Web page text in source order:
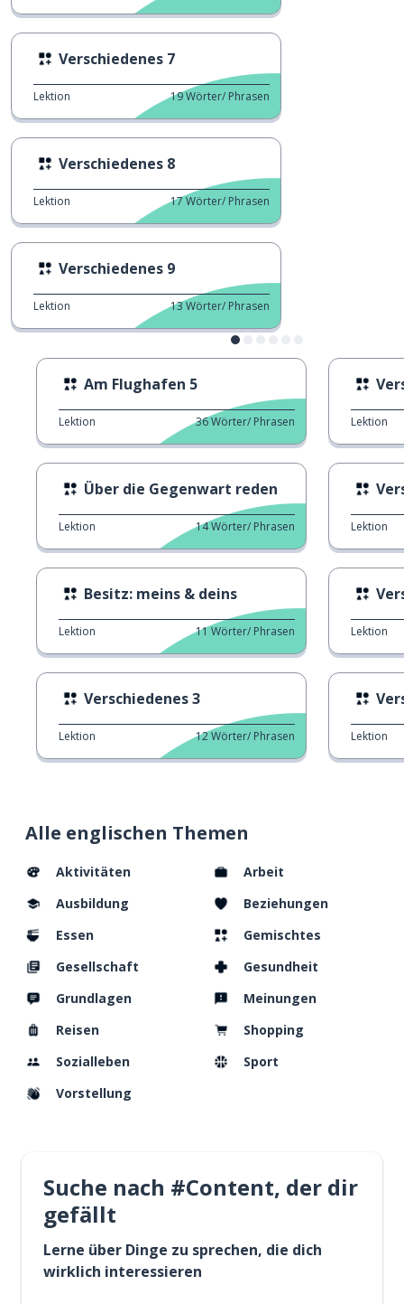
Alle englischen Themen
Aktivitäten
Arbeit
Ausbildung
Beziehungen
Essen
Gemischtes
Gesellschaft
Gesundheit
Grundlagen
Meinungen
Reisen
Shopping
Sozialleben
Sport
Vorstellung
Verschiedenes 7
Lektion 19Wörter/ Phrasen
Verschiedenes 8
Lektion 17Wörter/ Phrasen
Verschiedenes 9
Lektion 13Wörter/ Phrasen
Am Flughafen 5
Lektion 36Wörter/ Phrasen
Über die Gegenwart reden
Lektion 14Wörter/ Phrasen
Besitz: meins & deins
Lektion 11Wörter/ Phrasen
Verschiedenes 3
Lektion 12Wörter/ Phrasen
Lektion
Lektion
Lektion
Lektion
Suche nach #Content, der dir
gefällt
Lerne über Dinge zu sprechen, die dich
wirklich interessieren